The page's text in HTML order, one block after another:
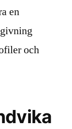
en
och